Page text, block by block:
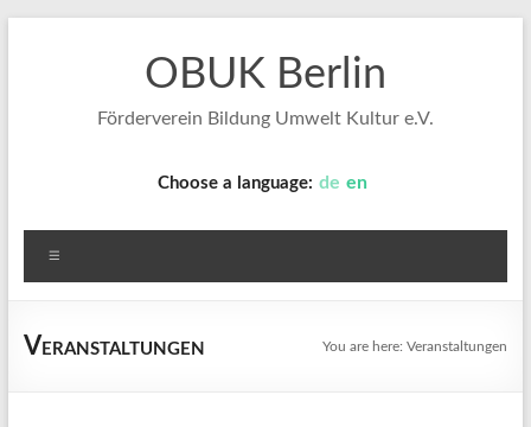
OBUK Berlin
Förderverein Bildung Umwelt Kultur e.V.
Choose a language: de en
Veranstaltungen You are here:Veranstaltungen